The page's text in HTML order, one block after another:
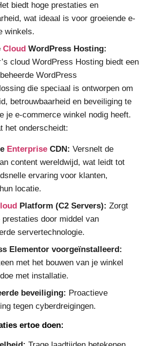
biedt hoge prestaties en
wat ideaal is voor groeiende e-
winkels.
Cloud WordPress Hosting:
cloud WordPress Hosting biedt een
WordPress
die speciaal is ontworpen om
betrouwbaarheid en beveiliging te
je e-commerce winkel nodig heeft.
het onderscheidt:
Enterprise CDN: Versnelt de
content wereldwijd, wat leidt tot
ervaring voor klanten,
locatie.
Platform (C2 Servers): Zorgt
prestaties door middel van
servertechnologie.
Elementor voorgeïnstalleerd:
met het bouwen van je winkel
met installatie.
beveiliging: Proactieve
tegen cyberdreigingen.
ertoe doen: